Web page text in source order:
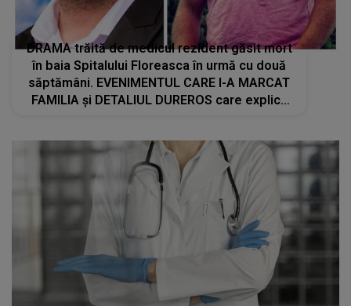
DRAMA trăită de medicul rezident găsit mort
în baia Spitalului Floreasca în urmă cu două
săptămâni. EVENIMENTUL CARE I-A MARCAT
FAMILIA și DETALIUL DUREROS care explică